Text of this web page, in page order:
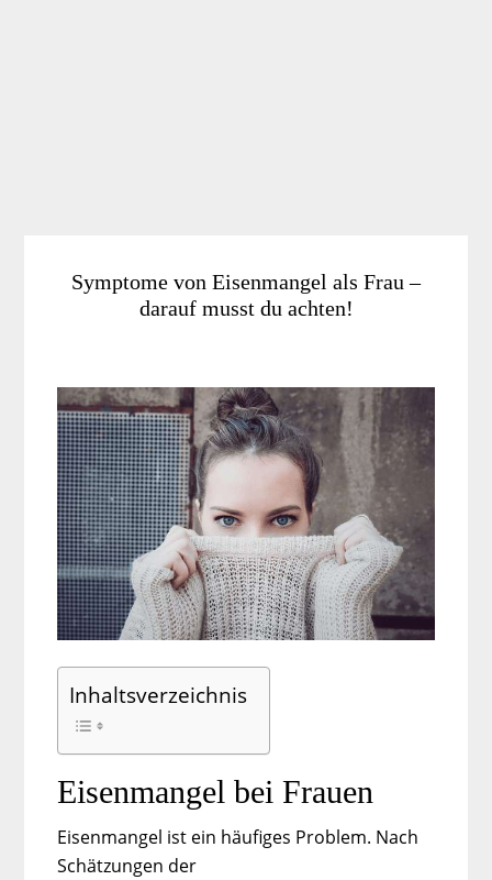
Symptome von Eisenmangel als Frau –
darauf musst du achten!
Inhaltsverzeichnis
Eisenmangel bei Frauen
Eisenmangel ist ein häufiges Problem. Nach
Schätzungen der